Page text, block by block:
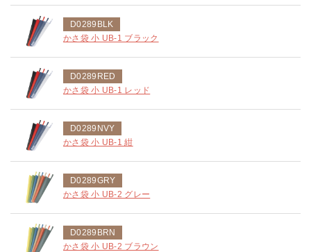
D0289BLK
かさ袋 小 UB-1 ブラック
D0289RED
かさ袋 小 UB-1 レッド
D0289NVY
かさ袋 小 UB-1 紺
D0289GRY
かさ袋 小 UB-2 グレー
D0289BRN
かさ袋 小 UB-2 ブラウン